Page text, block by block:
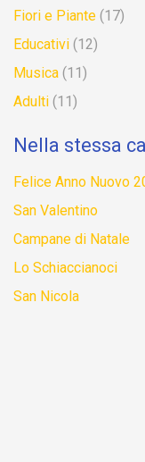
Fiori e Piante (17)
Educativi (12)
Musica (11)
Adulti (11)
Nella stessa
Felice Anno Nuovo
San Valentino
Campane di Natale
Lo Schiaccianoci
San Nicola